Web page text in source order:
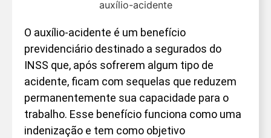
O auxílio-acidente é um benefício
previdenciário destinado a segurados do
INSS que, após sofrerem algum tipo de
acidente, ficam com sequelas que reduzem
permanentemente sua capacidade para o
trabalho. Esse benefício funciona como uma
indenização e tem como objetivo